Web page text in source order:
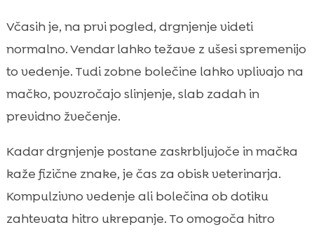
Včasih je, na prvi pogled, drgnjenje videti
normalno. Vendar lahko težave z ušesi spremenijo
to vedenje. Tudi zobne bolečine lahko vplivajo na
mačko, povzročajo slinjenje, slab zadah in
previdno žvečenje.
Kadar drgnjenje postane zaskrbljujoče in mačka
kaže fizične znake, je čas za obisk veterinarja.
Kompulzivno vedenje ali bolečina ob dotiku
zahtevata hitro ukrepanje. To omogoča hitro